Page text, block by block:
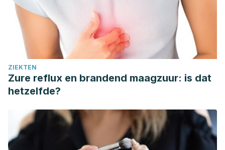
ZIEKTEN
Zure reflux en brandend maagzuur: is dat
hetzelfde?